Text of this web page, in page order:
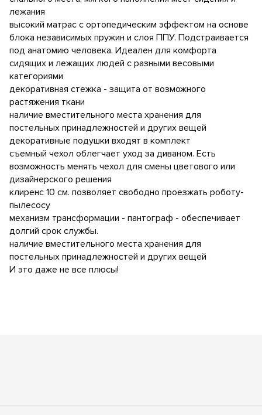
лежания
высокий матрас с ортопедическим эффектом на основе
блока независимых пружин и слоя ППУ. Подстраивается
под анатомию человека. Идеален для комфорта
сидящих и лежащих людей с разными весовыми
категориями
декоративная стежка - защита от возможного
растяжения ткани
наличие вместительного места хранения для
постельных принадлежностей и других вещей
декоративные подушки входят в комплект
съемный чехол облегчает уход за диваном. Есть
возможность менять чехол для смены цветового или
дизайнерского решения
клиренс 10 см. позволяет свободно проезжать роботу-
пылесосу
механизм трансформации - пантограф - обеспечивает
долгий срок службы.
наличие вместительного места хранения для
постельных принадлежностей и других вещей
И это даже не все плюсы!